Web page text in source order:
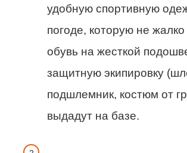
удобную спортивную
погоде, которую не жалко
обувь на жесткой
защитную экипировку
подшлемник, костюм от
выдадут на базе.